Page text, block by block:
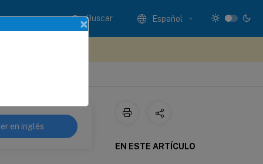
Buscar Español
en inglés
EN ESTE ARTÍCULO
×